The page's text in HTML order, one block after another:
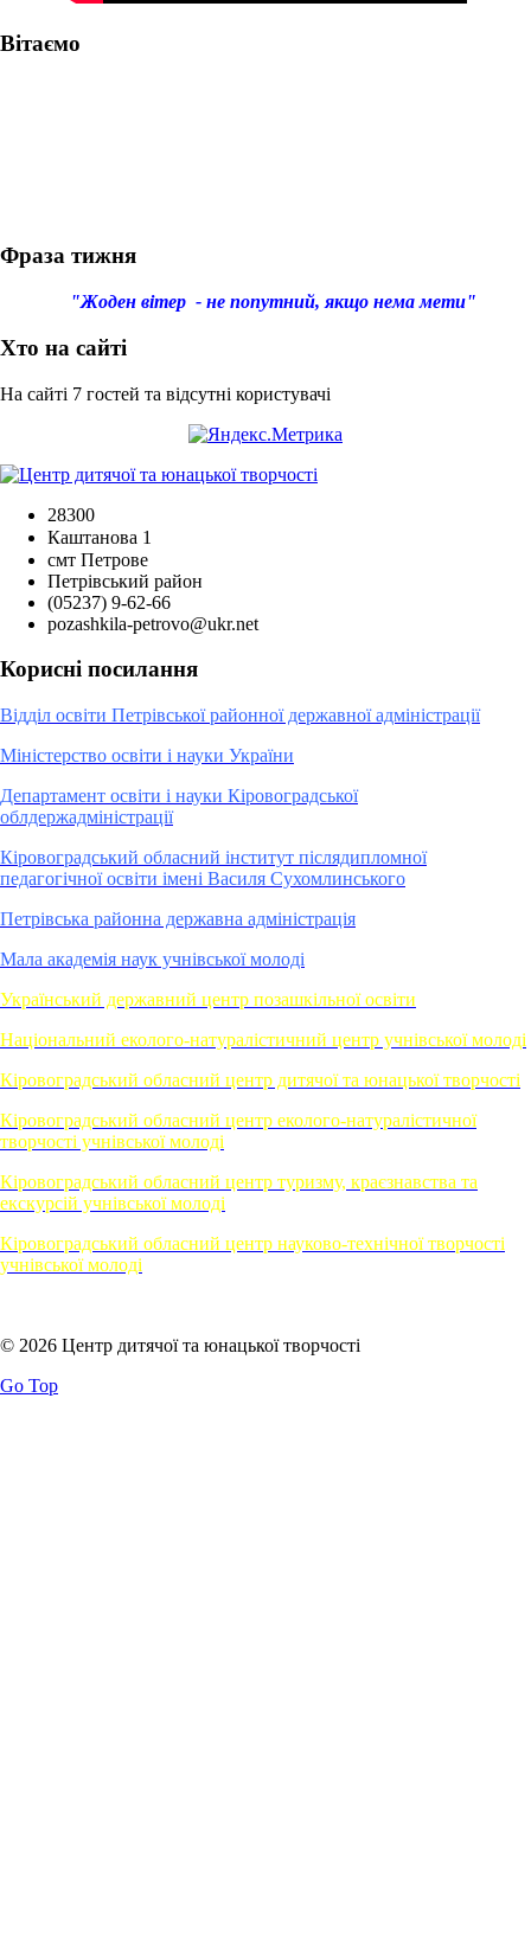
Вітаємо
Фраза тижня
"Жоден вітер - не попутний, якщо нема мети"
Хто на сайті
На сайті 7 гостей та відсутні користувачі
28300
Каштанова 1
смт Петрове
Петрівський район
(05237) 9-62-66
pozashkila-petrovo@ukr.net
Корисні посилання
Відділ освіти Петрівської районної державної адміністрації
Міністерство освіти і науки України
Департамент освіти і науки Кіровоградської
облдержадміністрації
Кіровоградський обласний інститут післядипломної
педагогічної освіти імені Василя Сухомлинського
Петрівська районна державна адміністрація
Мала академія наук учнівської молоді
Український державний центр позашкільної освіти
Національний еколого-натуралістичний центр учнівської молоді
Кіровоградський обласний центр дитячої та юнацької творчості
Кіровоградський обласний центр еколого-натуралістичної
творчості учнівської молоді
Кіровоградський обласний центр туризму, краєзнавства та
екскурсій учнівської молоді
Кіровоградський обласний центр науково-технічної творчості
учнівської молоді
© 2026 Центр дитячої та юнацької творчості
Go Top